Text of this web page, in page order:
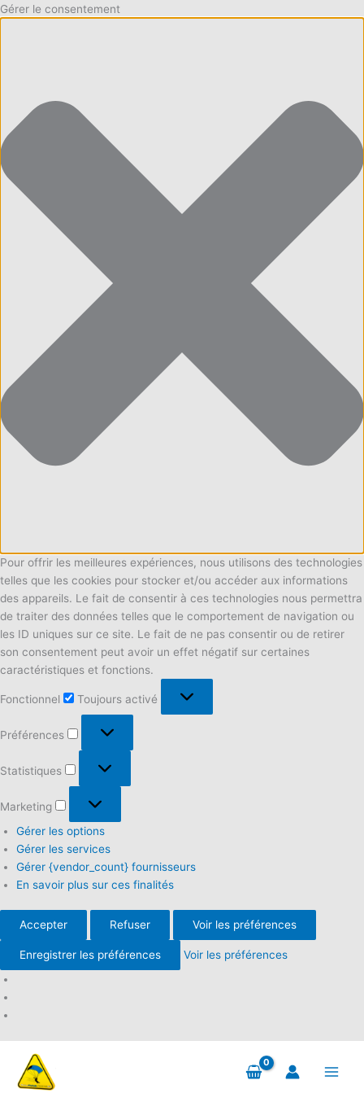
Gérer le consentement
Pour offrir les meilleures expériences, nous utilisons des technologies
telles que les cookies pour stocker et/ou accéder aux informations
des appareils. Le fait de consentir à ces technologies nous permettra
de traiter des données telles que le comportement de navigation ou
les ID uniques sur ce site. Le fait de ne pas consentir ou de retirer
son consentement peut avoir un effet négatif sur certaines
caractéristiques et fonctions.
Fonctionnel
Toujours activé
Préférences
Statistiques
Marketing
Gérer les options
Gérer les services
Gérer {vendor_count} fournisseurs
En savoir plus sur ces finalités
Accepter Refuser Voir les préférences
Enregistrer les préférences Voir les préférences
contenu